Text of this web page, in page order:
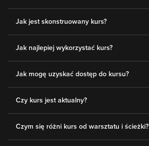
Jak jest skonstruowany kurs?
Jak najlepiej wykorzystać kurs?
Jak mogę uzyskać dostęp do kursu?
Czy kurs jest aktualny?
Czym się różni kurs od warsztatu i ścieżki?